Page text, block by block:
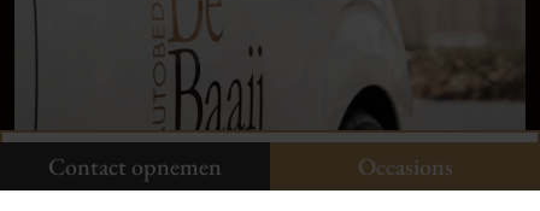
Contact opnemen
Contact opnemen Occasions
Plan uw onderhoud
Onze occasions